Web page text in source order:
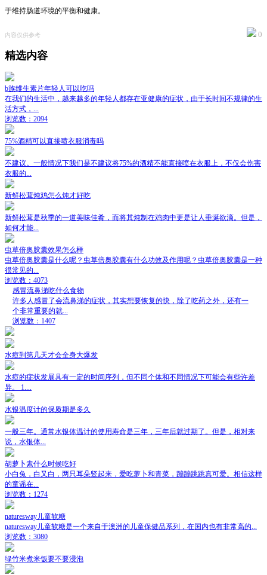
于维持肠道环境的平衡和健康。
内容仅供参考 0
精选内容
b族维生素片年轻人可以吃吗
在我们的生活中，越来越多的年轻人都存在亚健康的症状，由于长时间不规律的生
活方式，...
浏览数：2094
75%酒精可以直接喷衣服消毒吗
不建议。一般情况下我们是不建议将75%的酒精不能直接喷在衣服上，不仅会伤害
衣服的...
新鲜松茸炖鸡怎么炖才好吃
新鲜松茸是秋季的一道美味佳肴，而将其炖制在鸡肉中更是让人垂涎欲滴。但是，
如何才能...
虫草倍奥胶囊效果怎么样
虫草倍奥胶囊是什么呢？虫草倍奥胶囊有什么功效及作用呢？虫草倍奥胶囊是一种
很常见的...
浏览数：4073
感冒流鼻涕吃什么食物
许多人感冒了会流鼻涕的症状，其实想要恢复的快，除了吃药之外，还有一
个非常重要的就...
浏览数：1407
水痘到第几天才会全身大爆发
水痘的症状发展具有一定的时间序列，但不同个体和不同情况下可能会有些许差
异。 1....
水银温度计的保质期是多久
一般三年。通常水银体温计的使用寿命是三年，三年后就过期了。但是，相对来
说，水银体...
胡萝卜素什么时候吃好
小白兔，白又白，两只耳朵竖起来，爱吃萝卜和青菜，蹦蹦跳跳真可爱。相信这样
的童谣在...
浏览数：1274
naturesway儿童软糖
naturesway儿童软糖是一个来自于澳洲的儿童保健品系列，在国内也有非常高的...
浏览数：3080
绿竹米煮米饭要不要浸泡